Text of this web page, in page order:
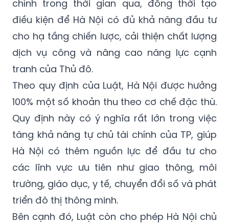
chính trong thời gian qua, đồng thời tạo
điều kiện để Hà Nội có đủ khả năng đầu tư
cho hạ tầng chiến lược, cải thiện chất lượng
dịch vụ công và nâng cao năng lực cạnh
tranh của Thủ đô.
Theo quy định của Luật, Hà Nội được hưởng
100% một số khoản thu theo cơ chế đặc thù.
Quy định này có ý nghĩa rất lớn trong việc
tăng khả năng tự chủ tài chính của TP, giúp
Hà Nội có thêm nguồn lực để đầu tư cho
các lĩnh vực ưu tiên như giao thông, môi
trường, giáo dục, y tế, chuyển đổi số và phát
triển đô thị thông minh.
Bên cạnh đó, Luật còn cho phép Hà Nội chủ